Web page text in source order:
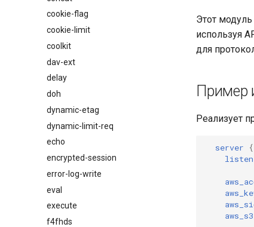
cookie-flag
cookie-limit
coolkit
dav-ext
delay
doh
dynamic-etag
dynamic-limit-req
echo
encrypted-session
error-log-write
eval
execute
f4fhds
Этот
используя
для
Пример
Реализует
server
{
listen